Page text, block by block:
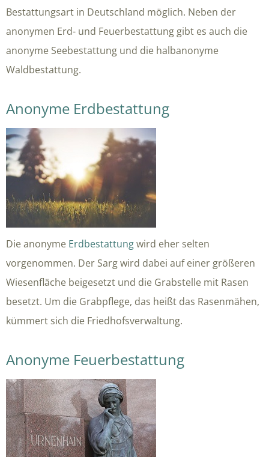
Bestattungsart in Deutschland möglich. Neben der
anonymen Erd- und Feuerbestattung gibt es auch die
anonyme Seebestattung und die halbanonyme
Waldbestattung.
Anonyme Erdbestattung
Die anonyme Erdbestattungwird eher selten
vorgenommen. Der Sarg wird dabei auf einer größeren
Wiesenfläche beigesetzt und die Grabstelle mit Rasen
besetzt. Um die Grabpflege, das heißt das Rasenmähen,
kümmert sich die Friedhofsverwaltung.
Anonyme Feuerbestattung